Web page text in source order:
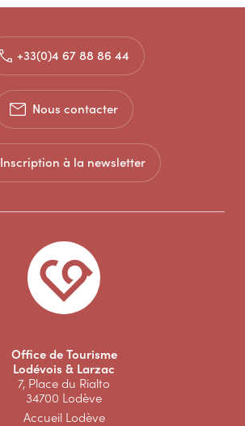
+33(0)4 67 88 86 44
Nous contacter
Inscription à la newsletter
Office de Tourisme
Lodévois & Larzac
7, Place du Rialto
34700 Lodève
Accueil Lodève